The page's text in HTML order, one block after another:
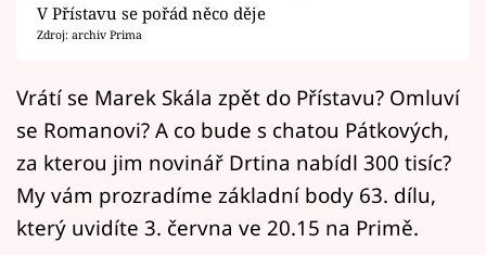
Filmový festival Karlovy Vary
Mámy sobě
Přihlášení
V Přístavu se pořád něco děje
Zdroj: archiv Prima
Vrátí se Marek Skála zpět do Přístavu? Omluví
se Romanovi? A co bude s chatou Pátkových,
za kterou jim novinář Drtina nabídl 300 tisíc?
My vám prozradíme základní body 63. dílu,
který uvidíte 3. června ve 20.15 na Primě.